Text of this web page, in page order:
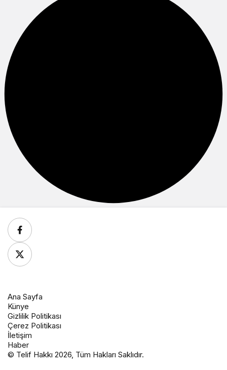
Ana Sayfa
Künye
Gizlilik Politikası
Çerez Politikası
İletişim
Haber
© Telif Hakkı 2026, Tüm Hakları Saklıdır.